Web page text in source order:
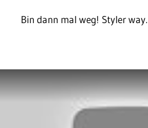
Bin dann mal weg! Styler way.